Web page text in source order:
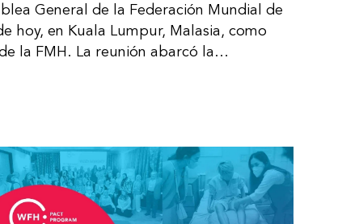
General de la Federación Mundial de
hoy, en Kuala Lumpur, Malasia, como
la FMH. La reunión abarcó la
al consejo directivo de la FMH y la